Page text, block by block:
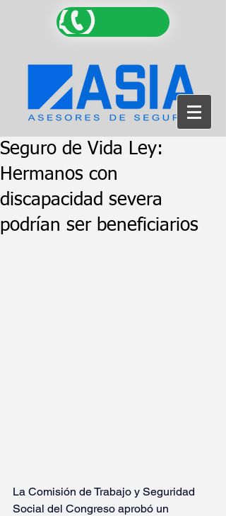
Seguro de Vida Ley:
Hermanos con
discapacidad severa
podrían ser beneficiarios
La Comisión de Trabajo y Seguridad
Social del Congreso aprobó un